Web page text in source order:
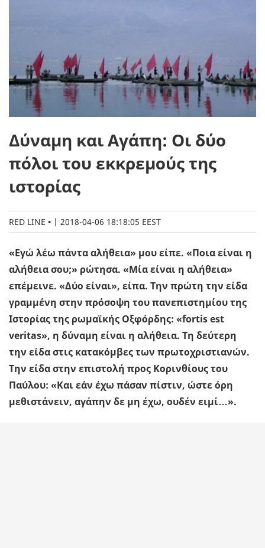
Δύναμη και Αγάπη: Οι δύο
πόλοι του εκκρεμούς της
ιστορίας
RED LINE | 2018-04-06 18:18:05 EEST
«Εγώ λέω πάντα αλήθεια» μου είπε. «Ποια είναι η
αλήθεια σου;» ρώτησα. «Μία είναι η αλήθεια»
επέμεινε. «Δύο είναι», είπα. Την πρώτη την είδα
γραμμένη στην πρόσοψη του πανεπιστημίου της
Ιστορίας της ρωμαϊκής Οξφόρδης: «fortis est
veritas», η δύναμη είναι η αλήθεια. Τη δεύτερη
την είδα στις κατακόμβες των πρωτοχριστιανών.
Την είδα στην επιστολή προς Κορινθίους του
Παύλου: «Και εάν έχω πάσαν πίστιν, ώστε όρη
μεθιστάνειν, αγάπην δε μη έχω, ουδέν ειμί…».